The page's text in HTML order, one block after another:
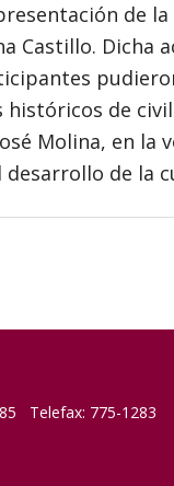
de
Castillo. Dicha
de
Molina, en la
de la
Telefax: 775-1283